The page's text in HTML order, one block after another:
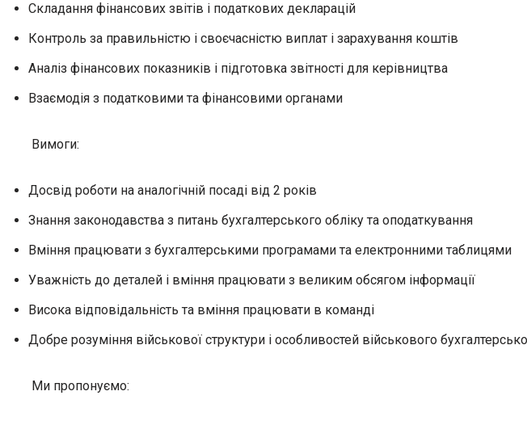
Складання фінансових звітів і податкових декларацій
Контроль за правильністю і своєчасністю виплат і зарахування коштів
Аналіз фінансових показників і підготовка звітності для керівництва
Взаємодія з податковими та фінансовими органами
Вимоги:
Досвід роботи на аналогічній посаді від 2 років
Знання законодавства з питань бухгалтерського обліку та оподаткування
Вміння працювати з бухгалтерськими програмами та електронними таблицями
Уважність до деталей і вміння працювати з великим обсягом інформації
Висока відповідальність та вміння працювати в команді
Добре розуміння військової структури і особливостей військового
Ми пропонуємо: